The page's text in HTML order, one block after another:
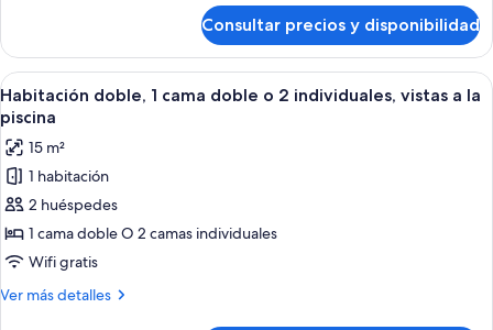
a
la
piscina
doble
de
uso
individual,
vistas
a
la
piscina
Consultar precios y disponibilidad
Abrir
todas
las
fotos
de
Habitación
doble,
1
cama
Habitación de hotel con cama,
7
Habitación doble, 1 cama doble o 2 individuales, vistas a la
piscina
15 m²
1 habitación
2 huéspedes
1 cama doble O 2 camas individuales
Wifi gratis
Ver más detalles
Más